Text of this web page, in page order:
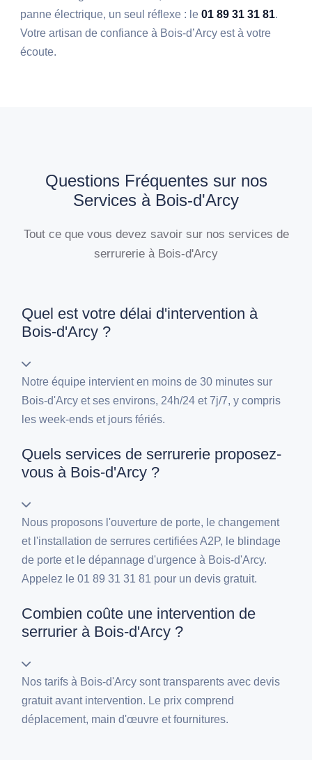
panne électrique, un seul réflexe : le01 89 31 31 81.
Votre artisan de confiance à Bois-d’Arcy est à votre
écoute.
Questions Fréquentes sur nos
Services à Bois-d'Arcy
Tout ce que vous devez savoir sur nos services de
serrurerie à Bois-d'Arcy
Quel est votre délai d'intervention à
Bois-d'Arcy ?
Notre équipe intervient en moins de 30 minutes sur
Bois-d'Arcy et ses environs, 24h/24 et 7j/7, y compris
les week-ends et jours fériés.
Quels services de serrurerie proposez-
vous à Bois-d'Arcy ?
Nous proposons l'ouverture de porte, le changement
et l'installation de serrures certifiées A2P, le blindage
de porte et le dépannage d'urgence à Bois-d'Arcy.
Appelez le 01 89 31 31 81 pour un devis gratuit.
Combien coûte une intervention de
serrurier à Bois-d'Arcy ?
Nos tarifs à Bois-d'Arcy sont transparents avec devis
gratuit avant intervention. Le prix comprend
déplacement, main d'œuvre et fournitures.